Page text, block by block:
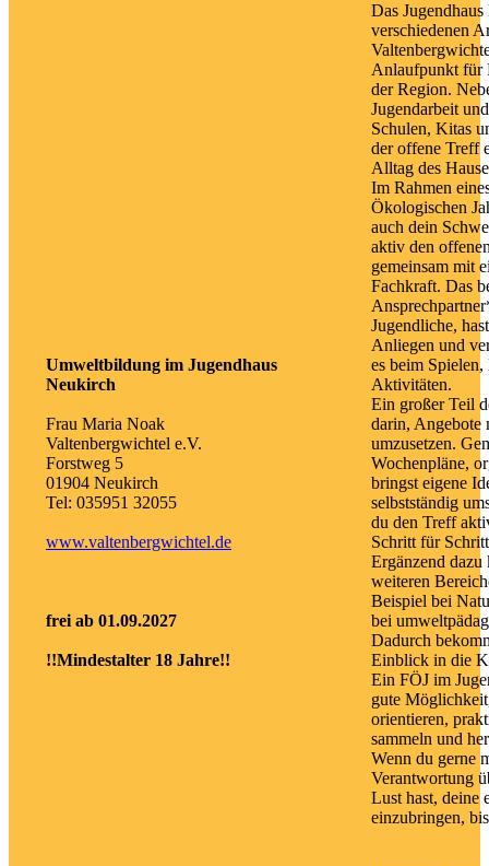
Umweltbildung im Jugendhaus
Neukirch
Frau Maria Noak
Valtenbergwichtel e.V.
Forstweg 5
01904 Neukirch
Tel: 035951 32055
www.valtenbergwichtel.de
frei ab 01.09.2027
!!Mindestalter 18 Jahre!!
Das
verschiedenen
Anlaufpunkt für
der Region.
Jugendarbeit
Schulen, Kitas
der offene Treff
Alltag des
Im Rahmen
Ökologischen
auch dein
aktiv den
gemeinsam mit
Fachkraft. Das
Jugendliche,
Anliegen und
es beim Spielen,
Aktivitäten.
Ein großer Teil
darin, Angebote
umzusetzen.
Wochenpläne,
bringst eigene
selbstständig
du den Treff
Schritt für
Ergänzend
weiteren
Beispiel bei
bei
Dadurch
Einblick in die
Ein FÖJ im
gute
orientieren,
sammeln und
Wenn du gerne
Verantwortung
Lust hast, deine
einzubringen,